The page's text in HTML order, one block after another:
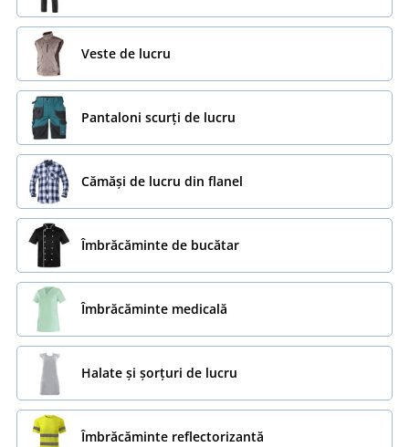
Veste de lucru
Pantaloni scurți de lucru
Cămăși de lucru din flanel
Îmbrăcăminte de bucătar
Îmbrăcăminte medicală
Halate și șorțuri de lucru
Îmbrăcăminte reflectorizantă